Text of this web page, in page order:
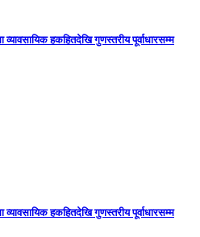
व्यावसायिक हकहितदेखि गुणस्तरीय पूर्वाधारसम्म
व्यावसायिक हकहितदेखि गुणस्तरीय पूर्वाधारसम्म